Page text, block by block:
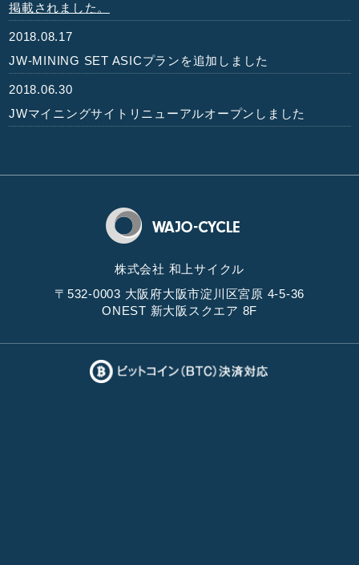
掲載されました。
2018.08.17
JW-MINING SET ASICプランを追加しました
2018.06.30
JWマイニングサイトリニューアルオープンしました
株式会社 和上サイクル
〒532-0003 大阪府大阪市淀川区宮原 4-5-36
ONEST 新大阪スクエア 8F